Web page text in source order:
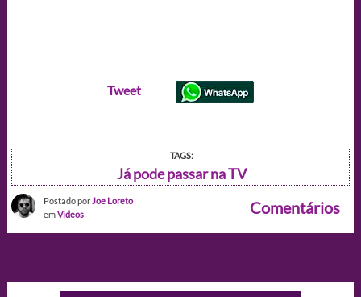
Tweet
TAGS:
Já pode passar na TV
Postado por Joe Loreto
emVideos Comentários